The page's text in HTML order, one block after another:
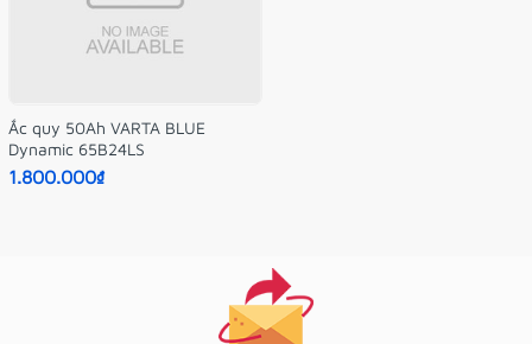
Ắc quy 50Ah VARTA BLUE
Dynamic 65B24LS
1.800.000₫